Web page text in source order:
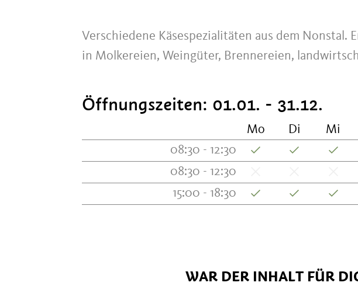
Verschiedene Käsespezialitäten aus dem Nonstal.
in Molkereien, Weingüter, Brennereien,
Öffnungszeiten: 01.01. - 31.12.
Mo Di Mi
08:30 - 12:30
08:30 - 12:30
15:00 - 18:30
WAR DER INHALT FÜR